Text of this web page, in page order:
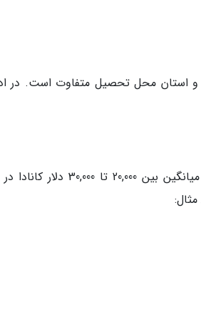
و استان محل تحصیل متفاوت است. در
هزینه‌های تحصیل در مقطع کارشناسی برای دانشجویان بین‌المللی به طور میانگین بین